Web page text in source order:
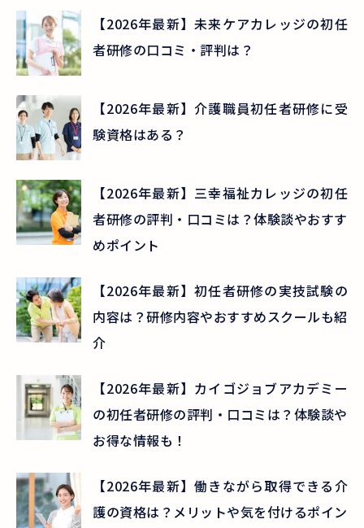
も満足」「満足」と回答した講座修了生
の割合（有効回答数 7,483件）
【2026年最新】未来ケアカレッジの初任
者研修の口コミ・評判は？
【2026年最新】介護職員初任者研修に受
験資格はある？
【2026年最新】三幸福祉カレッジの初任
者研修の評判・口コミは？体験談やおすす
めポイント
【2026年最新】初任者研修の実技試験の
内容は？研修内容やおすすめスクールも紹
介
【2026年最新】カイゴジョブアカデミー
の初任者研修の評判・口コミは？体験談や
お得な情報も！
【2026年最新】働きながら取得できる介
護の資格は？メリットや気を付けるポイン